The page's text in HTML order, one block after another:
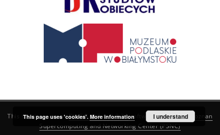
This service runs onDInGO dLibra 6.3.21software created by
Poznan
Supercomputing and Networking Center (PSNC)
This page uses 'cookies'. More information I understand